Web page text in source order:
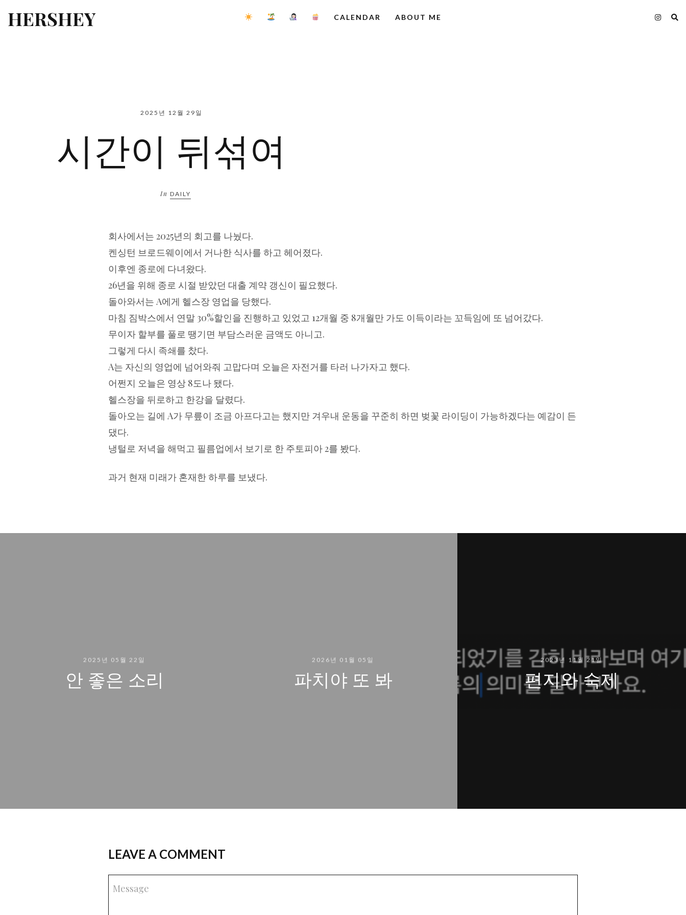
HERSHEY CALENDAR ABOUT ME
2025년 12월 29일
시간이 뒤섞여
In DAILY
회사에서는 2025년의 회고를 나눴다.
켄싱턴 브로드웨이에서 거나한 식사를 하고 헤어졌다.
이후엔 종로에 다녀왔다.
26년을 위해 종로 시절 받았던 대출 계약 갱신이 필요했다.
돌아와서는 A에게 헬스장 영업을 당했다.
마침 짐박스에서 연말 30%할인을 진행하고 있었고 12개월 중 8개월만 가도 이득이라는 꼬득임에 또 넘어갔다.
무이자 할부를 풀로 땡기면 부담스러운 금액도 아니고.
그렇게 다시 족쇄를 찼다.
A는 자신의 영업에 넘어와줘 고맙다며 오늘은 자전거를 타러 나가자고 했다.
어쩐지 오늘은 영상 8도나 됐다.
헬스장을 뒤로하고 한강을 달렸다.
돌아오는 길에 A가 무릎이 조금 아프다고는 했지만 겨우내 운동을 꾸준히 하면 벚꽃 라이딩이 가능하겠다는 예감이 든
댔다.
냉털로 저녁을 해먹고 필름업에서 보기로 한 주토피아 2를 봤다.
과거 현재 미래가 혼재한 하루를 보냈다.
2025년 05월 22일
안 좋은 소리
2026년 01월 05일
파치야 또 봐
2023년 11월 21일
편지와 숙제
LEAVE A COMMENT